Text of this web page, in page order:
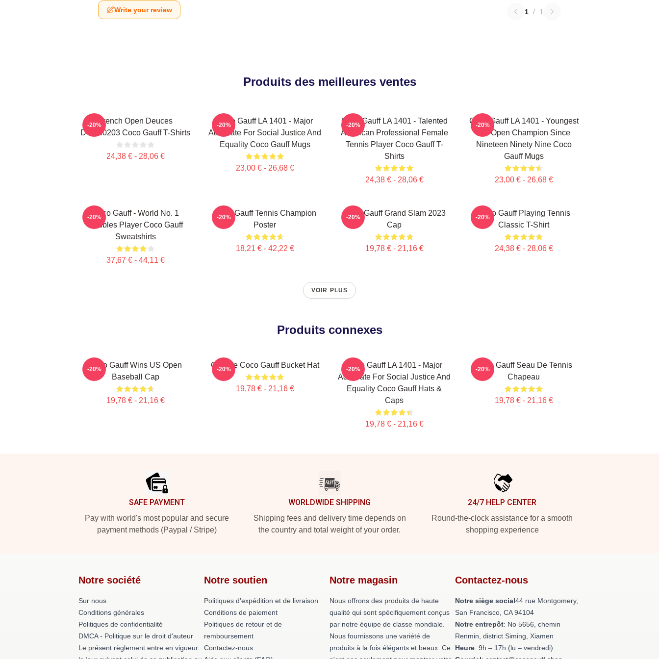
Write your review 1 / 1
Produits des meilleures ventes
French Open Deuces
DTNK0203 Coco Gauff T-Shirts
24,38 € - 28,06 €
-20%
Coco Gauff LA 1401 - Major
Advocate For Social Justice And
Equality Coco Gauff Mugs
23,00 € - 26,68 €
-20%
Coco Gauff LA 1401 - Talented
American Professional Female
Tennis Player Coco Gauff T-
Shirts
24,38 € - 28,06 €
-20%
Coco Gauff LA 1401 - Youngest
US Open Champion Since
Nineteen Ninety Nine Coco
Gauff Mugs
23,00 € - 26,68 €
-20%
Coco Gauff - World No. 1
Doubles Player Coco Gauff
Sweatshirts
37,67 € - 44,11 €
-20%
Coco Gauff Tennis Champion
Poster
18,21 € - 42,22 €
-20%
Coco Gauff Grand Slam 2023
Cap
19,78 € - 21,16 €
-20%
Coco Gauff Playing Tennis
Classic T-Shirt
24,38 € - 28,06 €
-20%
VOIR PLUS
Produits connexes
Coco Gauff Wins US Open
Baseball Cap
19,78 € - 21,16 €
-20% Call Me Coco Gauff Bucket Hat
19,78 € - 21,16 €
-20%
Coco Gauff LA 1401 - Major
Advocate For Social Justice And
Equality Coco Gauff Hats &
Caps
19,78 € - 21,16 €
-20%
Coco Gauff Seau De Tennis
Chapeau
19,78 € - 21,16 €
-20%
SAFE PAYMENT
Pay with world's most popular and secure
payment methods (Paypal / Stripe)
WORLDWIDE SHIPPING
Shipping fees and delivery time depends on
the country and total weight of your order.
24/7 HELP CENTER
Round-the-clock assistance for a smooth
shopping experience
Notre société
Sur nous
Conditions générales
Politiques de confidentialité
DMCA - Politique sur le droit d'auteur
Le présent règlement entre en vigueur
Notre soutien
Politiques d'expédition et de livraison
Conditions de paiement
Politiques de retour et de
remboursement
Contactez-nous
Notre magasin
Nous offrons des produits de haute
qualité qui sont spécifiquement conçus
par notre équipe de classe mondiale.
Nous fournissons une variété de
produits à la fois élégants et beaux. Ce
Contactez-nous
Notre siège social44 rue Montgomery,
San Francisco, CA 94104
Notre entrepôt: No 5656, chemin
Renmin, district Siming, Xiamen
Heure: 9h – 17h (lu – vendredi)